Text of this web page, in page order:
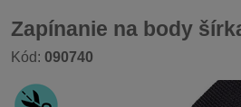
Zapínanie na body
Kód: 090740